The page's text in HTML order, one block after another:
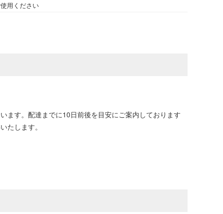
用ください
ます。配達までに10日前後を目安にご案内しております
たします。